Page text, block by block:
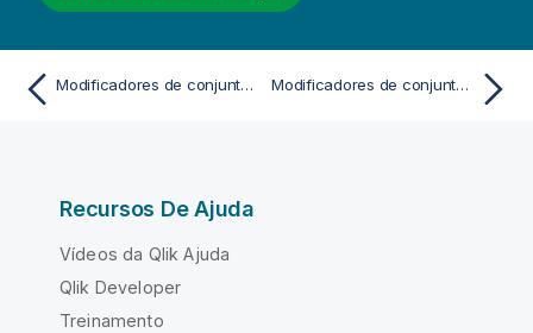
Modificadores de conjunto com operadores de conjunto Modificadores de conjunto usando funções de conjunto
Recursos De Ajuda
Vídeos da Qlik Ajuda
Qlik Developer
Treinamento